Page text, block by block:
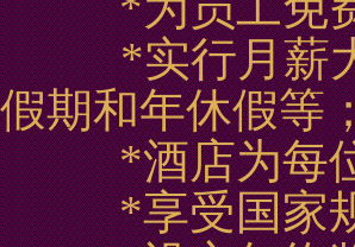
*实行月薪
假期和年休假等
*酒店为每
*享受国家